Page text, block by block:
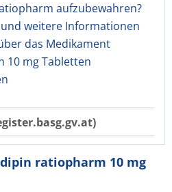
aufzubewahren?
weitere Informationen
das Medikament
10 mg Tabletten
ratiopharm 10 mg